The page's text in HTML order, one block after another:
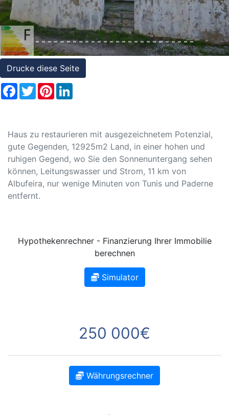
Referenzen
Immobilien
und
Steuerrecht
Drucke diese Seite
Facebook
TwitterPinterest
Haus zu restaurieren mit ausgezeichnetem Potenzial,
gute Gegenden, 12925m2 Land, in einer hohen und
ruhigen Gegend, wo Sie den Sonnenuntergang sehen
können, Leitungswasser und Strom, 11 km von
Albufeira, nur wenige Minuten von Tunis und Paderne
entfernt.
Hypothekenrechner - Finanzierung Ihrer Immobilie
berechnen
Simulator
250 000€
Währungsrechner